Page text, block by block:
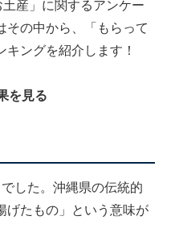
産」に関するアンケー
その中から、「もらって
ングを紹介します！
を見る
した。沖縄県の伝統的
げたもの」という意味が